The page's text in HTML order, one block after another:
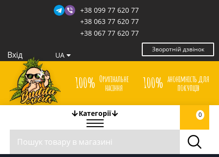
+38 099 77 620 77
+38 063 77 620 77
+38 067 77 620 77
Зворотній дзвінок
Вхід UA
100% Оригінальне
насіння
100% анонімність для
покупців
Категорії 0